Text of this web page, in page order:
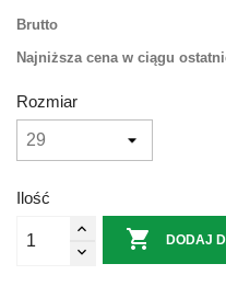
Brutto
Najniższa cena w ciągu
Rozmiar
Ilość
 DODAJ